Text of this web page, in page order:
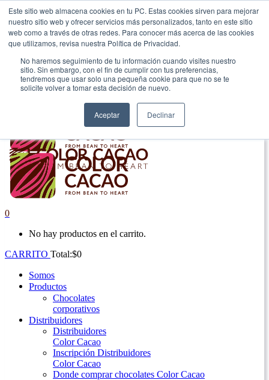
Este sitio web almacena cookies en tu PC. Estas cookies sirven para mejorar
nuestro sitio web y ofrecer servicios más personalizados, tanto en este sitio
web como a través de otras redes. Para conocer más acerca de las cookies
que utilizamos, revisa nuestra Política de Privacidad.
No haremos seguimiento de tu información cuando visites nuestro
sitio. Sin embargo, con el fin de cumplir con tus preferencias,
tendremos que usar solo una pequeña cookie para que no se te
solicite volver a tomar esta decisión de nuevo.
Aceptar Declinar
|
Envío gratis en Antioquia por compras superiores a $100.000.
0
No hay productos en el carrito.
CARRITO Total:$0
Somos
Productos
Chocolates
corporativos
Distribuidores
Distribuidores
Color Cacao
Inscripción Distribuidores
Color Cacao
Donde comprar chocolates Color Cacao